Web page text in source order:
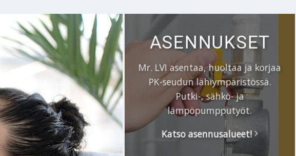
ASENNUKSET
Mr. LVI asentaa, huoltaa ja korjaa
PK-seudun lähiympäristössä.
Putki-, sähkö- ja
lämpöpumpputyöt.
Katso asennusalueet!